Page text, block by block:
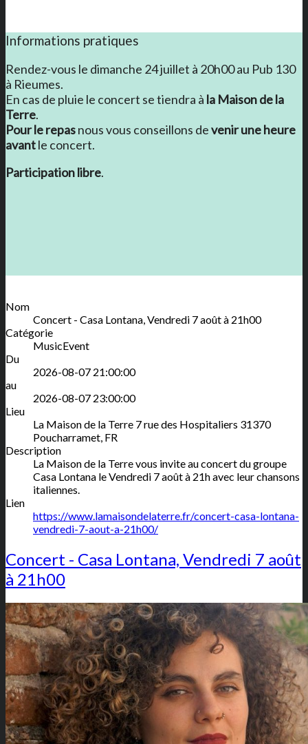
Informations pratiques
Rendez-vous le dimanche 24 juillet à 20h00 au Pub 130
à Rieumes.
En cas de pluie le concert se tiendra à la Maison de la
Terre.
Pour le repasnous vous conseillons devenir une heure
avantle concert.
Participation libre.
Nom
Concert - Casa Lontana, Vendredi 7 août à 21h00
Catégorie
MusicEvent
Du
2026-08-07 21:00:00
au
2026-08-07 23:00:00
Lieu
La Maison de la Terre 7 rue des Hospitaliers 31370
Poucharramet, FR
Description
La Maison de la Terre vous invite au concert du groupe
Casa Lontana le Vendredi 7 août à 21h avec leur chansons
italiennes.
Lien
https://www.lamaisondelaterre.fr/concert-casa-lontana-
vendredi-7-aout-a-21h00/
Concert - Casa Lontana, Vendredi 7 août
à 21h00